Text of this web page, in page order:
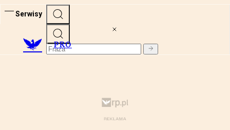
Serwisy
PRO